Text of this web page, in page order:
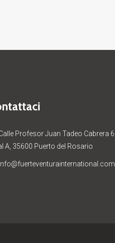
Profesor Juan Tadeo Cabrera 6
A, 35600 Puerto del Rosario